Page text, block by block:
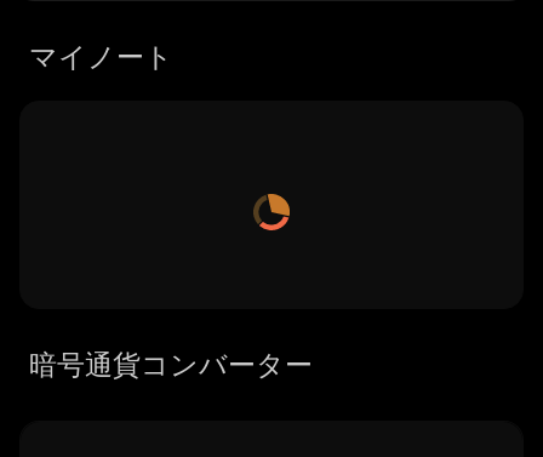
マイノート
暗号通貨コンバーター